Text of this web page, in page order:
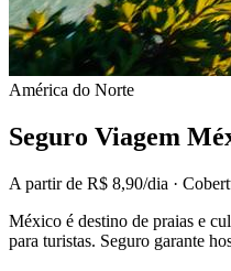
América do Norte
Seguro Viagem
A partir de R$ 8,90/dia ·
México é destino de praias e
para turistas. Seguro garante